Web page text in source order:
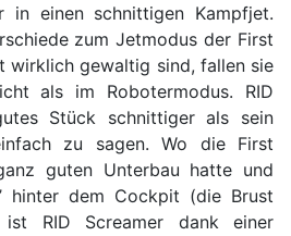
in einen schnittigen Kampfjet.
zum Jetmodus der First
wirklich gewaltig sind, fallen sie
als im Robotermodus. RID
Stück schnittiger als sein
zu sagen. Wo die First
guten Unterbau hatte und
hinter dem Cockpit (die Brust
ist RID Screamer dank einer